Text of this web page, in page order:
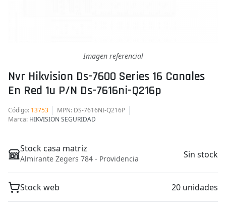
Imagen referencial
Nvr Hikvision Ds-7600 Series 16 Canales
En Red 1u P/n Ds-7616ni-Q216p
Código: 13753 MPN: DS-7616NI-Q216P
Marca: HIKVISION SEGURIDAD
Stock casa matriz
Almirante Zegers 784 - Providencia Sin stock
Stock web 20 unidades